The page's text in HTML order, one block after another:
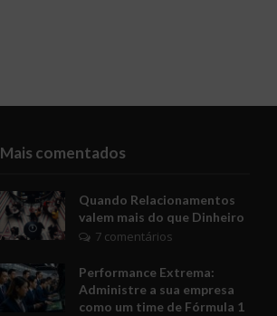
Mais comentados
Quando Relacionamentos
valem mais do que Dinheiro
7 comentários
Performance Extrema:
Administre a sua empresa
como um time de Fórmula 1